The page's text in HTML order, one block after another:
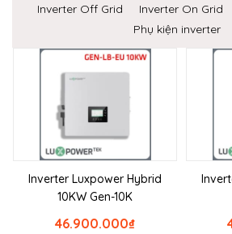
Inverter Off Grid Inverter On Grid
Phụ kiện inverter
Inverter Luxpower Hybrid
10KW Gen-10K
₫
46.900.000